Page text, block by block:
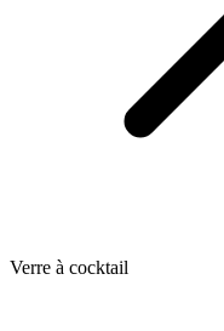
Verre à cocktail